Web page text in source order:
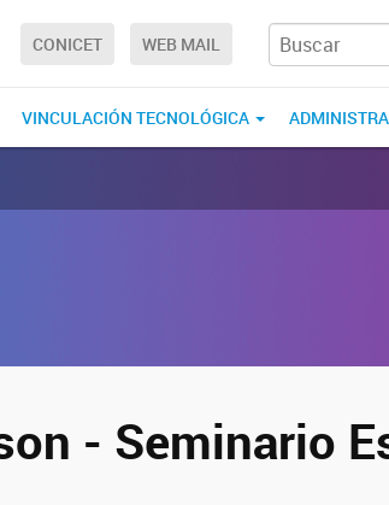
CONICET WEB MAIL
VINCULACIÓN TECNOLÓGICA
- Seminario